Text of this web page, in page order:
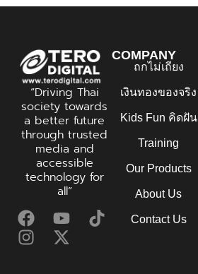
“Driving Thai
society towards
a better future
through trusted
media and
accessible
technology for
all”
COMPANY
ถกไม่เถียง
เงินทองของจริง
Kids Fun คิดฝัน
Training
Our Products
About Us
Contact Us